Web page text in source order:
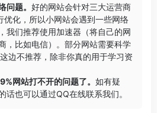
问题。 好的网站会针对三大运营商
优化，所以小网站会遇到一些网络
我们推荐使用加速器（将自己的网
，比如电信）。部分网站需要科学
边不推荐，除非你真的用于学习资
网站打不开的问题了。 如有疑
话也可以通过QQ在线联系我们。